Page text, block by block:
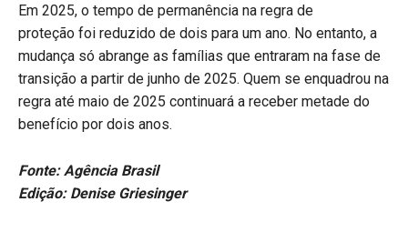
Em 2025, o tempo de permanência na regra de
proteção foi reduzido de dois para um ano. No entanto, a
mudança só abrange as famílias que entraram na fase de
transição a partir de junho de 2025. Quem se enquadrou na
regra até maio de 2025 continuará a receber metade do
benefício por dois anos.
Fonte: Agência Brasil
Edição: Denise Griesinger